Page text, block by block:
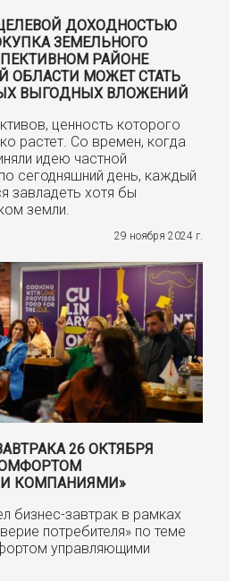
ДОХОДНОСТЬЮ
ЗЕМЕЛЬНОГО
РАЙОНЕ
ОБЛАСТИ МОЖЕТ СТАТЬ
ВЫГОДНЫХ ВЛОЖЕНИЙ
ценность которого
растет. Со времен, когда
идею частной
сегодняшний день, каждый
завладеть хотя бы
земли.
29 ноября 2024 г.
26 ОКТЯБРЯ
КОМПАНИЯМИ»
бизнес-завтрак в рамках
потребителя» по теме
управляющими